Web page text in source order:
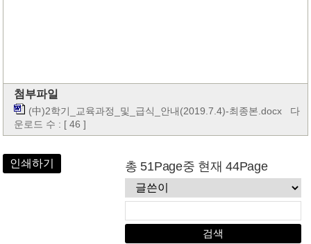
첨부파일
(中)2학기_교육과정_및_급식_안내(2019.7.4)-최종본.docx 다
운로드 수 : [ 46 ]
인쇄하기 총 51Page중 현재 44Page